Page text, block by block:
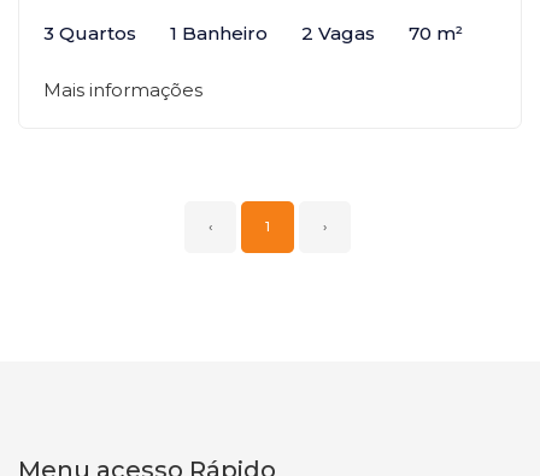
3 Quartos 1 Banheiro 2 Vagas 70 m²
Mais informações
‹ 1 ›
Menu acesso Rápido